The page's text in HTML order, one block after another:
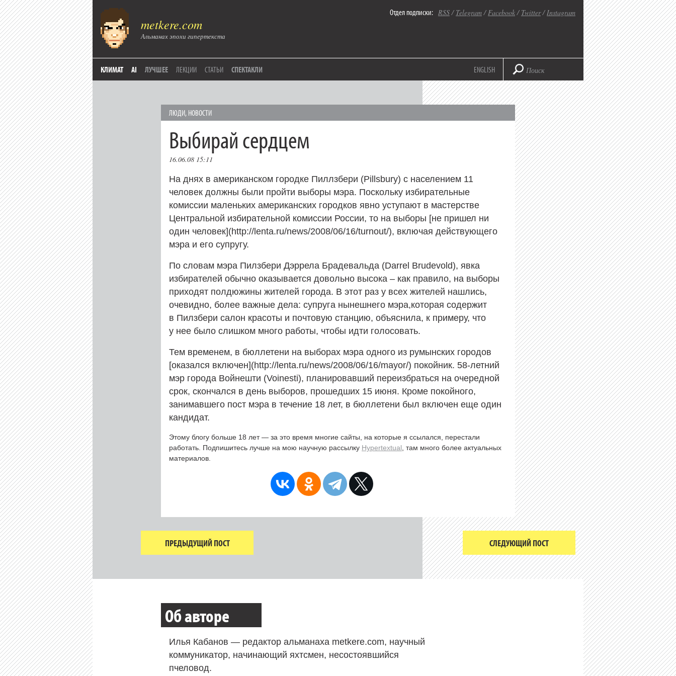
metkere.com
Альманах эпохи гипертекста
Отдел подписки: RSS/ Telegram/Facebook/ Twitter/Instagram
КЛИМАТ AI ЛУЧШЕЕ ЛЕКЦИИ СТАТЬИ СПЕКТАКЛИ ENGLISH
ЛЮДИ, НОВОСТИ
Выбирай сердцем
16.06.08 15:11
На днях в американском городке Пиллзбери (Pillsbury) с населением 11
человек должны были пройти выборы мэра. Поскольку избирательные
комиссии маленьких американских городков явно уступают в мастерстве
Центральной избирательной комиссии России, то на выборы [не пришел ни
один человек](http://lenta.ru/news/2008/06/16/turnout/), включая действующего
мэра и его супругу.
По словам мэра Пилзбери Дэррела Брадевальда (Darrel Brudevold), явка
избирателей обычно оказывается довольно высока – как правило, на выборы
приходят полдюжины жителей города. В этот раз у всех жителей нашлись,
очевидно, более важные дела: супруга нынешнего мэра,которая содержит
в Пилзбери салон красоты и почтовую станцию, объяснила, к примеру, что
у нее было слишком много работы, чтобы идти голосовать.
Тем временем, в бюллетени на выборах мэра одного из румынских городов
[оказался включен](http://lenta.ru/news/2008/06/16/mayor/) покойник. 58-летний
мэр города Войнешти (Voinesti), планировавший переизбраться на очередной
срок, скончался в день выборов, прошедших 15 июня. Кроме покойного,
занимавшего пост мэра в течение 18 лет, в бюллетени был включен еще один
кандидат.
Этому блогу больше 18 лет — за это время многие сайты, на которые я ссылался, перестали
работать. Подпишитесь лучше на мою научную рассылку Hypertextual , там много более актуальных
материалов.
ПРЕДЫДУЩИЙ ПОСТ СЛЕДУЮЩИЙ ПОСТ
Об авторе
Илья Кабанов — редактор альманаха metkere.com, научный
коммуникатор, начинающий яхтсмен, несостоявшийся
пчеловод.